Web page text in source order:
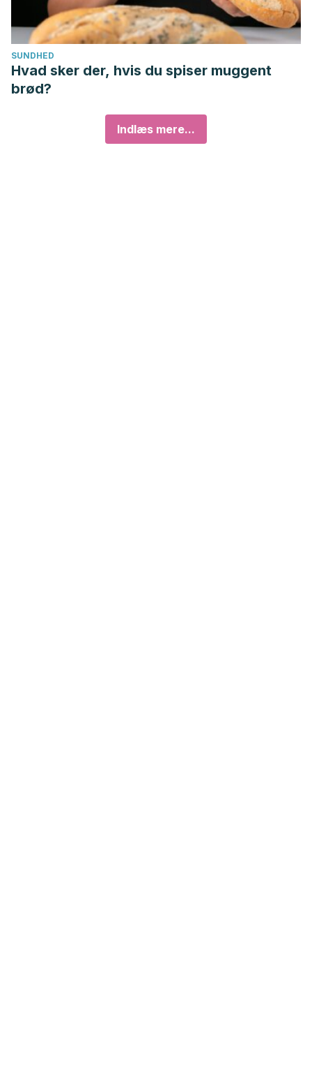
SUNDHED
Hvad sker der, hvis du spiser muggent
brød?
Indlæs mere...